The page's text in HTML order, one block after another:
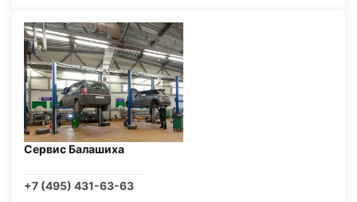
Сервис Балашиха
+7 (495) 431-63-63